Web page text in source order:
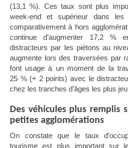
(13,1 %). Ces taux sont plus
week-end et supérieur dans les
comparativement à hors
continued’augmenter 17,2 %
distracteurs par les piétons au
augmente lors des traversées par
font usage à un moment de la
25 % (+ 2 points) avec le
chez les tranches d’âges les plus
Des véhicules plus remplis
petites agglomérations
On constate que le taux
tourisme est plus important sur